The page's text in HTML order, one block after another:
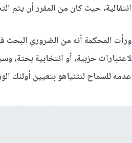
انتقالية، حيث كان من المقرر أن يتم
ورأت المحكمة أنه من الضروري البحث
لاعتبارات حزبية، أو انتخابية
عدمه للسماح لنتنياهو بتعيين أولئك
وكان نتنياهو قدم استقالته من تلك